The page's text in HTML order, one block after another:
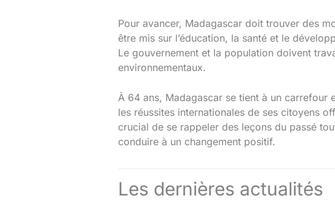
Pour avancer, Madagascar doit trouver des
être mis sur l’éducation, la santé et le
Le gouvernement et la population doivent
environnementaux.
À 64 ans, Madagascar se tient à un carrefour
les réussites internationales de ses citoyens
crucial de se rappeler des leçons du passé
conduire à un changement positif.
Les dernières actualités